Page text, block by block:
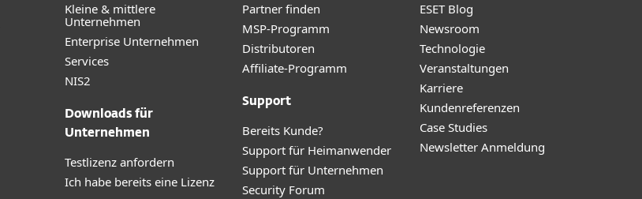
Kleine & mittlere
Unternehmen
Enterprise Unternehmen
Services
NIS2
Downloads für
Unternehmen
Testlizenz anfordern
Ich habe bereits eine Lizenz
Partner finden
MSP-Programm
Distributoren
Affiliate-Programm
Support
Bereits Kunde?
Support für Heimanwender
Support für Unternehmen
Security Forum
ESET Blog
Newsroom
Technologie
Veranstaltungen
Karriere
Kundenreferenzen
Case Studies
Newsletter Anmeldung